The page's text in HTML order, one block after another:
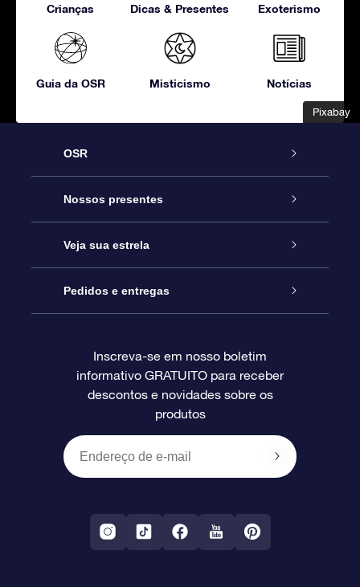
Pixabay
Pixabay
Crianças Dicas & Presentes Exoterismo
Guia da OSR Misticismo Notícias
OSR
Serviço
Entre em contato conosco
Blog
Avaliações
Nossos presentes
Presente estrelar on-line
Pacote de presente da OSR
O cartão de presente da OSR
Presentes corporativos
Veja sua estrela
Star Register
Página estelar personalizada
Um Milhão de Estrelas
OSR Starsaver
Aplicativo RV Fly me to the stars
Pedidos e entregas
Informações de pagamento
Política de devolução
Constelações
Inscreva-se em nosso boletim
informativo GRATUITO para receber
descontos e novidades sobre os
produtos